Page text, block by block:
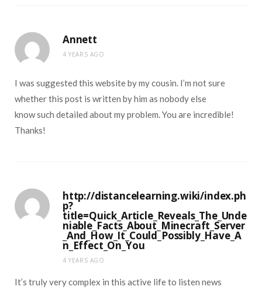
Annett
4 YEARS AGO
I was suggested this website by my cousin. I’m not sure
whether this post is written by him as nobody else
know such detailed about my problem. You are incredible!
Thanks!
http://distancelearning.wiki/index.ph
p?
title=Quick_Article_Reveals_The_Unde
niable_Facts_About_Minecraft_Server
_And_How_It_Could_Possibly_Have_A
n_Effect_On_You
4 YEARS AGO
It’s truly very complex in this active life to listen news